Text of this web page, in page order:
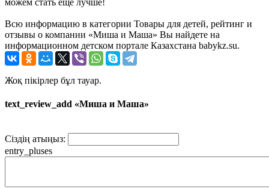
Всю информацию в категории Товары для детей, рейтинг и
отзывы о компании «Миша и Маша» Вы найдете на
информационном детском портале Казахстана babykz.su.
Жоқ пікірлер бұл тауар.
text_review_add «Миша и Маша»
Сіздің атыңыз:
entry_pluses